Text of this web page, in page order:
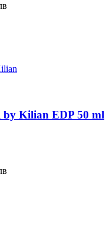
by Kilian EDP 50 ml